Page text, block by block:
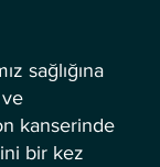
sağlığına
kanserinde
bir kez